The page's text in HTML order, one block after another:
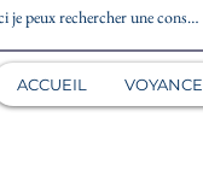
ACCUEIL VOYANCE